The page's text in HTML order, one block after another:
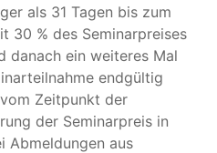
als 31 Tagen bis zum
30 % des Seminarpreises
danach ein weiteres Mal
endgültig
Zeitpunkt der
der Seminarpreis in
Abmeldungen aus